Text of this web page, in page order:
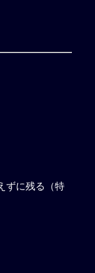
ずに残る（特